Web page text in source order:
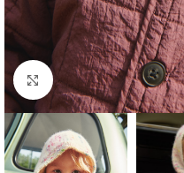
Click to enlarge